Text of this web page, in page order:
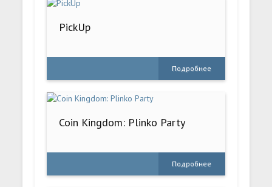
PickUp
Подробнее
Coin Kingdom: Plinko Party
Подробнее